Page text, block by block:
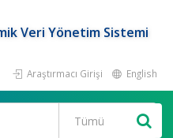
Veri Yönetim Sistemi
Araştırmacı Girişi English